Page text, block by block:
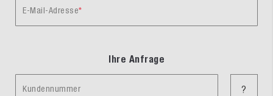
E-Mail-Adresse
Ihre Anfrage
Kundennummer ?